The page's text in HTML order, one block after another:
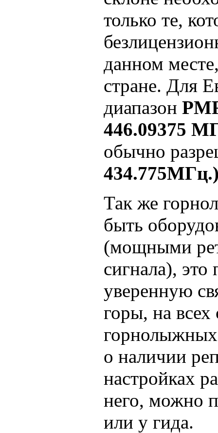
только те,
данном
стране. Для
диапазон
446.09375
обычно
Так же
быть
(мощными
сигнала), это
уверенную
горы, на всех
о наличии
настройках
него, можно
или у гида.